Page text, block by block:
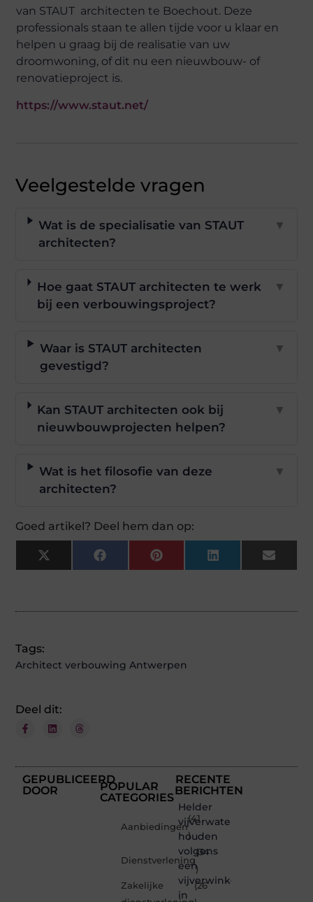
van STAUT architecten te Boechout. Deze
professionals staan te allen tijde voor u klaar en
helpen u graag bij de realisatie van uw
droomwoning, of dit nu een nieuwbouw- of
renovatieproject is.
https://www.staut.net/
Veelgestelde vragen
Wat is de specialisatie van STAUT
architecten?
▼
Hoe gaat STAUT architecten te werk
bij een verbouwingsproject?
▼
Waar is STAUT architecten
gevestigd?
▼
Kan STAUT architecten ook bij
nieuwbouwprojecten helpen?
▼
Wat is het filosofie van deze
architecten?
▼
Goed artikel? Deel hem dan op:
X
(Twitter)
FacebookPinterestLinkedInEmail
Tags:
Architect verbouwing Antwerpen
Deel dit:
GEPUBLICEERD
DOOR
POPULAR
CATEGORIES
Aanbiedingen
(41
)
Dienstverlening
(34
)
Zakelijke
(26
RECENTE
BERICHTEN
Helder
vijverwater
houden
volgens
een
vijverwinkel
in